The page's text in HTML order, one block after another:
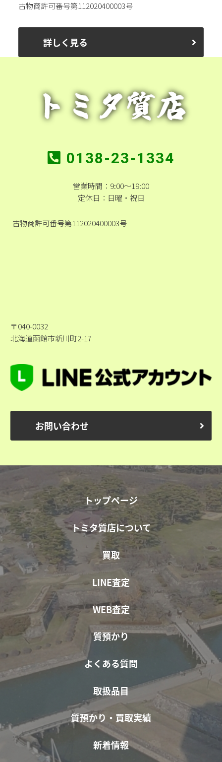
古物商許可番号第112020400003号
詳しく見る
0138-23-1334
営業時間：9:00～19:00
定休日：日曜・祝日
古物商許可番号第112020400003号
〒040-0032
北海道函館市新川町2-17
お問い合わせ
トップページ
トミタ質店について
買取
LINE査定
WEB査定
質預かり
よくある質問
取扱品目
質預かり・買取実績
新着情報